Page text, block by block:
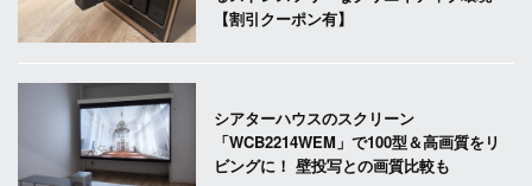
【割引クーポン有】
シアターハウスのスクリーン
「WCB2214WEM」で100型＆高画質をリ
ビングに！ 壁投写との画質比較も